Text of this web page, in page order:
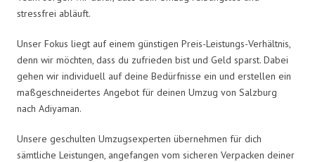
stressfrei abläuft.
Unser Fokus liegt auf einem günstigen Preis-Leistungs-Verhältnis,
denn wir möchten, dass du zufrieden bist und Geld sparst. Dabei
gehen wir individuell auf deine Bedürfnisse ein und erstellen ein
maßgeschneidertes Angebot für deinen Umzug von Salzburg
nach Adiyaman.
Unsere geschulten Umzugsexperten übernehmen für dich
sämtliche Leistungen, angefangen vom sicheren Verpacken deiner